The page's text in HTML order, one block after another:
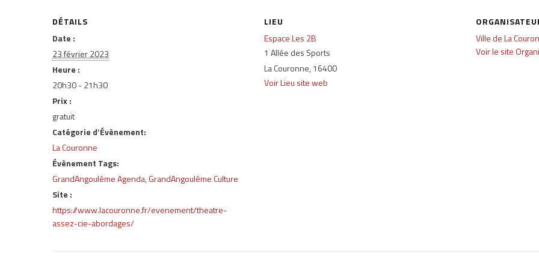
DÉTAILS
Date :
23 février 2023
Heure :
20h30 - 21h30
Prix :
gratuit
Catégorie d’Évènement:
La Couronne
Évènement Tags:
GrandAngoulême Agenda,GrandAngoulême Culture
Site :
https://www.lacouronne.fr/evenement/theatre-
assez-cie-abordages/
LIEU
Espace Les 2B
1 Allée des Sports
La Couronne,16400
Voir Lieu site web
Ville de La
Voir le site